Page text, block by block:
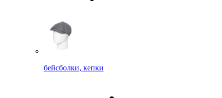
бейсболки, кепки